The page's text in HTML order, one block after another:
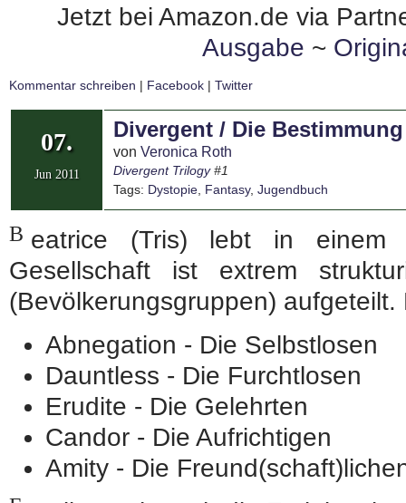
Jetzt bei Amazon.de via
Ausgabe ~
Kommentar schreiben | Facebook | Twitter
07.
Jun 2011
Divergent / Die Bestimmung
von Veronica Roth
Divergent Trilogy#1
Tags: Dystopie, Fantasy, Jugendbuch
B eatrice (Tris) lebt in einem
Gesellschaft ist extrem
(Bevölkerungsgruppen)
Abnegation - Die Selbstlosen
Dauntless - Die Furchtlosen
Erudite - Die Gelehrten
Candor - Die Aufrichtigen
Amity - Die